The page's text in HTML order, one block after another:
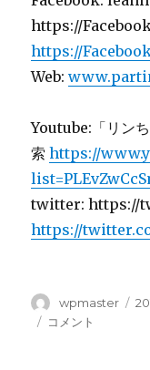
https://
https://
Web:
Youtube:「リン
索https://
twitter: https://
https://
投
稿
wpmaster
投
上
コメント